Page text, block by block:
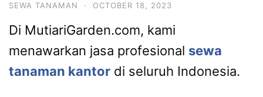
SEWA TANAMAN · OCTOBER 18, 2023
Di MutiariGarden.com, kami
menawarkan jasa profesional sewa
tanaman kantor di seluruh Indonesia.